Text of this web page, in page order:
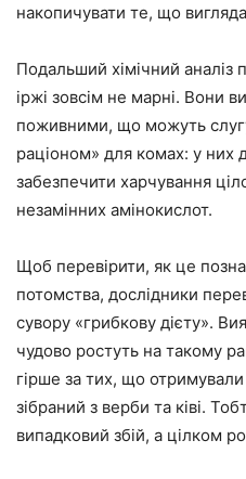
накопичувати те, що
Подальший хімічний аналіз
іржі зовсім не марні. Вони
поживними, що можуть
раціоном» для комах: у них
забезпечити харчування
незамінних амінокислот.
Щоб перевірити, як це
потомства, дослідники
сувору «грибкову дієту».
чудово ростуть на такому
гірше за тих, що
зібраний з верби та ківі.
випадковий збій, а цілком